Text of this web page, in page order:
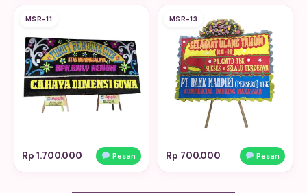
MSR-11
Rp 1.700.000 Pesan
MSR-13
Rp 700.000 Pesan